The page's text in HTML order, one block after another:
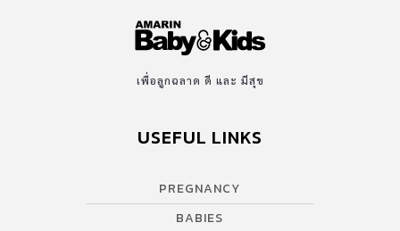
เพื่อลูกฉลาด ดี และ มีสุข
USEFUL LINKS
PREGNANCY
BABIES